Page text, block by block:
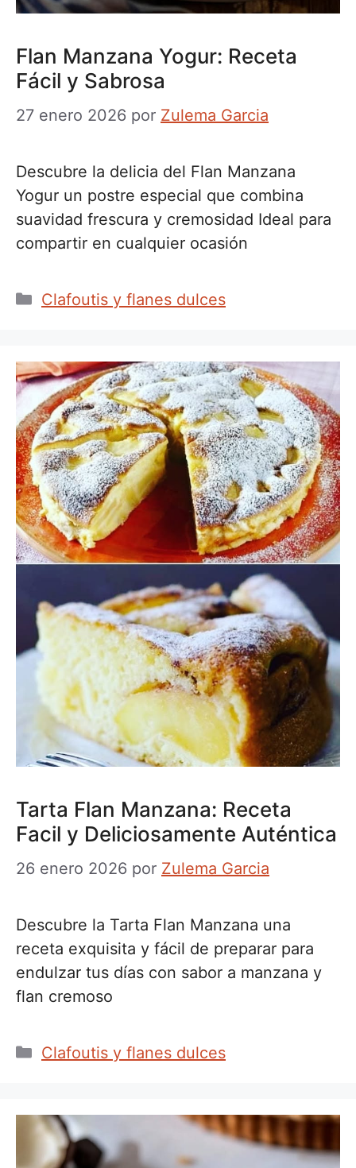
Flan Manzana Yogur: Receta
Fácil y Sabrosa
27 enero 2026 por Zulema Garcia
Descubre la delicia del Flan Manzana
Yogur un postre especial que combina
suavidad frescura y cremosidad Ideal para
compartir en cualquier ocasión
Categorías
Clafoutis y flanes dulces
Tarta Flan Manzana: Receta
Facil y Deliciosamente Auténtica
26 enero 2026 por Zulema Garcia
Descubre la Tarta Flan Manzana una
receta exquisita y fácil de preparar para
endulzar tus días con sabor a manzana y
flan cremoso
Categorías
Clafoutis y flanes dulces